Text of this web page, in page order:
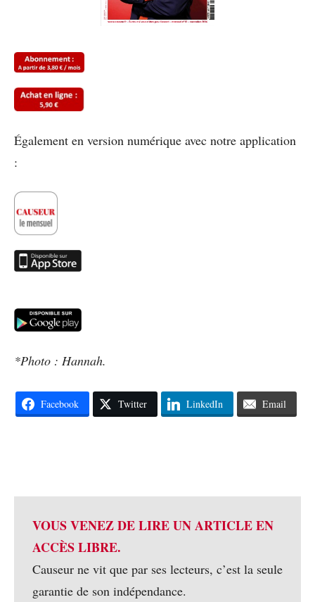
Également en version numérique avec notre application
:
*Photo : Hannah.
Facebook Twitter LinkedIn Email
VOUS VENEZ DE LIRE UN ARTICLE EN
ACCÈS LIBRE.
Causeur ne vit que par ses lecteurs, c’est la seule
garantie de son indépendance.